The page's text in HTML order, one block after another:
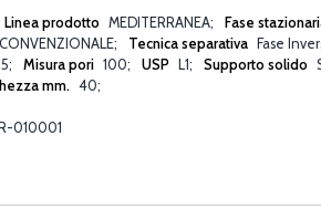
Linea prodotto MEDITERRANEA Fase
Tecnica separativa
Fase
5 Misura pori 100 USP L1 Supporto solido
mm.
40
010001